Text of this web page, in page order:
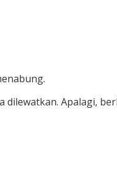
Apalagi,